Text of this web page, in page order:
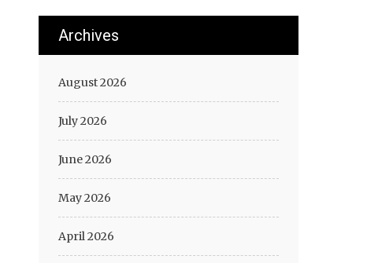
Archives
August 2026
July 2026
June 2026
May 2026
April 2026